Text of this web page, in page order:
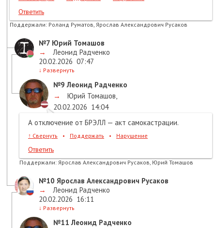
Ответить
Поддержали: Роланд Руматов, Ярослав Александрович Русаков
№7 Юрий Томашов
→
Леонид Радченко
20.02.2026 07:47
↓ Развернуть
№9 Леонид Радченко
→
Юрий Томашов,
20.02.2026 14:04
А отключение от БРЭЛЛ — акт самокастрации.
↑ Свернуть • Поддержать • Нарушение
Ответить
Поддержали: Ярослав Александрович Русаков, Юрий Томашов
№10 Ярослав Александрович Русаков
→
Леонид Радченко
20.02.2026 16:11
↓ Развернуть
№11 Леонид Радченко